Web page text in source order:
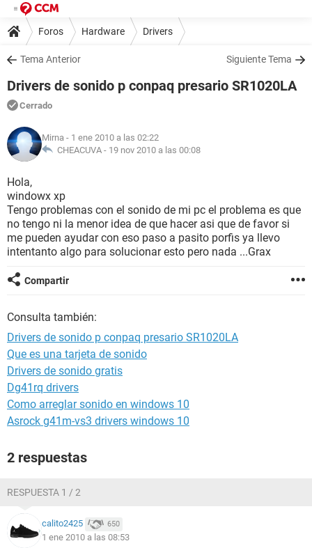
Foros Hardware Drivers
Tema Anterior Siguiente Tema
Drivers de sonido p conpaq presario SR1020LA
Cerrado
Mirna - 1 ene 2010 a las 02:22
CHEACUVA - 19 nov 2010 a las 00:08
Hola,
windowx xp
Tengo problemas con el sonido de mi pc el problema es que
no tengo ni la menor idea de que hacer asi que de favor si
me pueden ayudar con eso paso a pasito porfis ya llevo
intentanto algo para solucionar esto pero nada ...Grax
Compartir
Consulta también:
Drivers de sonido p conpaq presario SR1020LA
Que es una tarjeta de sonido
Drivers de sonido gratis
Dg41rq drivers
Como arreglar sonido en windows 10
Asrock g41m-vs3 drivers windows 10
2 respuestas
RESPUESTA 1 / 2
calito2425 650
1 ene 2010 a las 08:53